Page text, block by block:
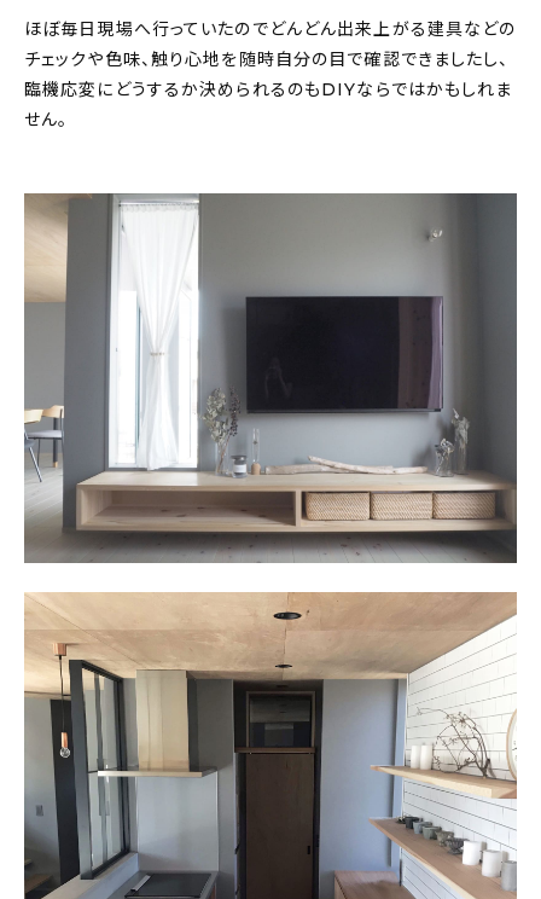
ほぼ毎日現場へ行っていたのでどんどん出来上がる建具などの
チェックや色味、触り心地を随時自分の目で確認できましたし、
臨機応変にどうするか決められるのもDIYならではかもしれま
せん。